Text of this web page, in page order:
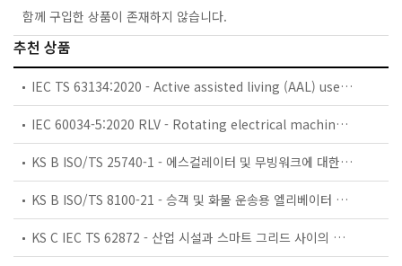
함께 구입한 상품이 존재하지 않습니다.
추천 상품
IEC TS 63134:2020 - Active assisted living (AAL) use cases
IEC 60034-5:2020 RLV - Rotating electrical machines - Part 5: Degrees of protection provided by the integral design of rotating electrical machines (IP code) - Classification
KS B ISO/TS 25740-1 - 에스컬레이터 및 무빙워크에 대한 안전요건 — 제1부: 세계공통 필수 안전요건(GESRs)
KS B ISO/TS 8100-21 - 승객 및 화물 운송용 엘리베이터 —제21부: 세계공통 필수안전요건(GESRs)을 충족하는 세계공통 안전 파라미터(GSPs)
KS C IEC TS 62872 - 산업 시설과 스마트 그리드 사이의 산업 공정 측정, 제어 및 자동화 시스템 인터페이스